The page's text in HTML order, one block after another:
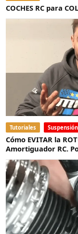
COCHES RC para
Tutoriales Suspensión
Cómo EVITAR la
Amortiguador RC.